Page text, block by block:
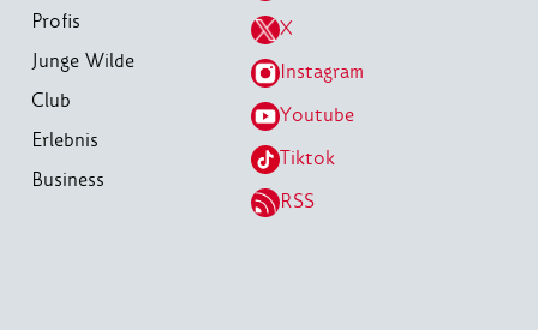
Profis
Junge Wilde
Club
Erlebnis
Business
X
Instagram
Youtube
Tiktok
RSS